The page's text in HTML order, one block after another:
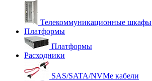
Телекоммуникационные шкафы
Платформы
Платформы
Расходники
SAS/SATA/NVMe кабели